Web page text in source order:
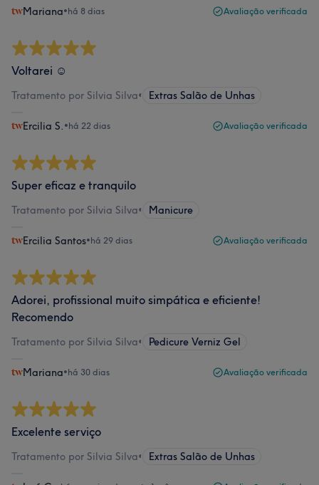
Mariana•há 8 dias Avaliação verificada
Voltarei ☺️
Tratamento por Silvia Silva• Extras Salão de Unhas
Ercilia S. •há 22 dias Avaliação verificada
Super eficaz e tranquilo
Tratamento por Silvia Silva• Manicure
Ercilia Santos•há 29 dias Avaliação verificada
Adorei, profissional muito simpática e eficiente!
Recomendo
Tratamento por Silvia Silva• Pedicure Verniz Gel
Mariana•há 30 dias Avaliação verificada
Excelente serviço
Tratamento por Silvia Silva• Extras Salão de Unhas